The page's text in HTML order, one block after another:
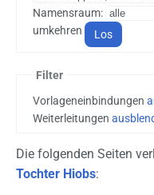
Druckversion
Namensraum:
umkehren
Filter
Vorlageneinbindungen
Weiterleitungen
Die folgenden Seiten
Tochter Hiobs: